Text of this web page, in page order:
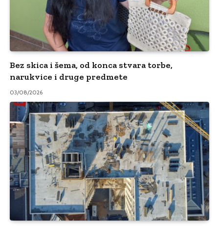
Bez skica i šema, od konca stvara torbe,
narukvice i druge predmete
03/08/2026